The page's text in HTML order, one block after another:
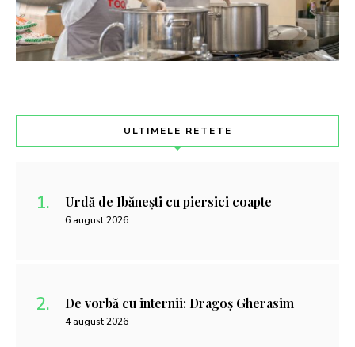
ULTIMELE RETETE
Urdă de Ibănești cu piersici coapte
6 august 2026
De vorbă cu internii: Dragoș Gherasim
4 august 2026